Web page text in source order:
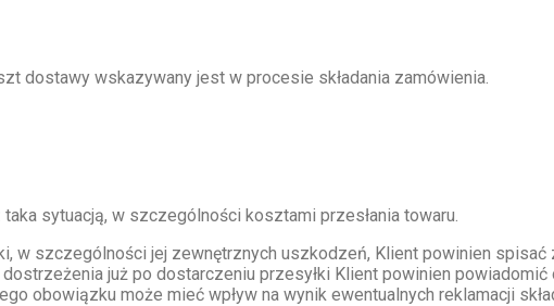
dostawy wskazywany jest w procesie składania zamówienia.
sytuacją, w szczególności kosztami przesłania towaru.
w szczególności jej zewnętrznych uszkodzeń, Klient powinien spisać
już po dostarczeniu przesyłki Klient powinien
obowiązku może mieć wpływ na wynik ewentualnych reklamacji